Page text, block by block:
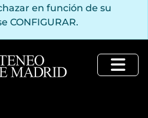
en función de su
CONFIGURAR.